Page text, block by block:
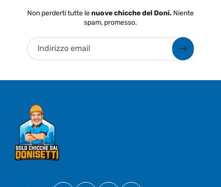
Non perderti tutte lenuove chicche del Doni. Niente
spam, promesso.
Indirizzo email